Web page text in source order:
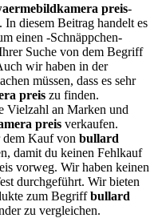
preis-
In diesem Beitrag handelt es
einen -Schnäppchen-
Suche von dem Begriff
wir haben in der
müssen, dass es sehr
preis zu finden.
Vielzahl an Marken und
preis verkaufen.
dem Kauf von bullard
damit du keinen Fehlkauf
vorweg. Wir haben keinen
durchgeführt. Wir bieten
zum Begriffbullard
zu vergleichen.